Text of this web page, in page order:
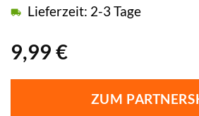
9,99 €
Lieferzeit: 2-3 Tage
ZUM